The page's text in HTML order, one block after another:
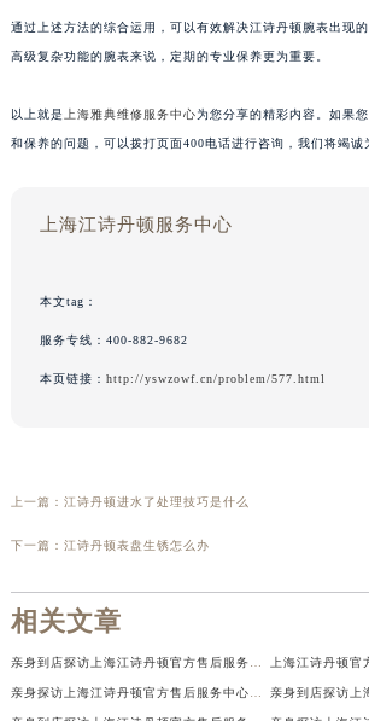
通过上述方法的综合运用，可以有效解决江诗丹顿腕表出现
高级复杂功能的腕表来说，定期的专业保养更为重要。
以上就是 上海雅典维修服务中心为您分享的精彩内容。如果
和保养的问题，可以拨打页面400电话进行咨询，我们将竭诚
上海江诗丹顿服务中心
本文tag：
服务专线： 400-882-9682
本页链接： http://yswzowf.cn/problem/577.html
上一篇： 江诗丹顿进水了处理技巧是什么
下一篇： 江诗丹顿表盘生锈怎么办
相关文章